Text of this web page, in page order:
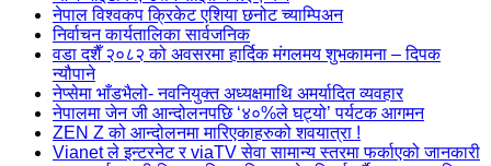
नेपाल विश्वकप क्रिकेट एशिया छनोट च्याम्पिअन
निर्वाचन कार्यतालिका सार्वजनिक
वडा दशैँ २०८२ को अवसरमा हार्दिक मंगलमय शुभकामना – दिपक
न्यौपाने
नेप्सेमा भाँडभैलो- नवनियुक्त अध्यक्षमाथि अमर्यादित व्यवहार
नेपालमा जेन जी आन्दोलनपछि ‘४०%ले घट्यो’ पर्यटक आगमन
ZEN Z को आन्दोलनमा मारिएकाहरुको शवयात्रा !
Vianet ले इन्टरनेट र viaTV सेवा सामान्य स्तरमा फर्काएको जानकारी